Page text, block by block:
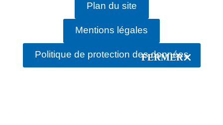
Plan du site
Mentions légales
Politique de protection des données
FERMER